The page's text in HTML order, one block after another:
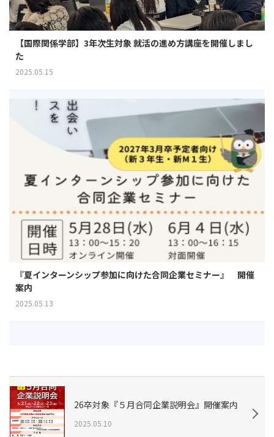
【国際関係学部】3年次生対象 就活の進め方講座を開催しまし
た
2025.05.15
『夏インターンシップ参加に向けた合同企業セミナー』 開催
案内
2025.05.13
26卒対象『５月合同企業説明会』開催案内
2025.05.10